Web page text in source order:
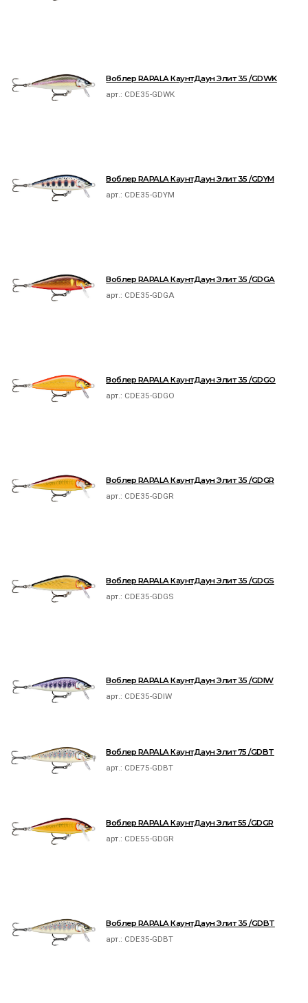
Воблер RAPALA КаунтДаун Элит 35 /GDWK
арт.: CDE35-GDWK
Воблер RAPALA КаунтДаун Элит 35 /GDYM
арт.: CDE35-GDYM
Воблер RAPALA КаунтДаун Элит 35 /GDGA
арт.: CDE35-GDGA
Воблер RAPALA КаунтДаун Элит 35 /GDGO
арт.: CDE35-GDGO
Воблер RAPALA КаунтДаун Элит 35 /GDGR
арт.: CDE35-GDGR
Воблер RAPALA КаунтДаун Элит 35 /GDGS
арт.: CDE35-GDGS
Воблер RAPALA КаунтДаун Элит 35 /GDIW
арт.: CDE35-GDIW
Воблер RAPALA КаунтДаун Элит 75 /GDBT
арт.: CDE75-GDBT
Воблер RAPALA КаунтДаун Элит 55 /GDGR
арт.: CDE55-GDGR
Воблер RAPALA КаунтДаун Элит 35 /GDBT
арт.: CDE35-GDBT